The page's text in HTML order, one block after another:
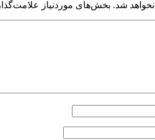
شد. بخش‌های موردنیاز